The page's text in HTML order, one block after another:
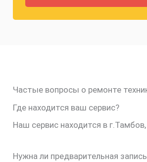
Частые вопросы о ремонте
Где находится ваш сервис?
Наш сервис находится в
Нужна ли предварительная